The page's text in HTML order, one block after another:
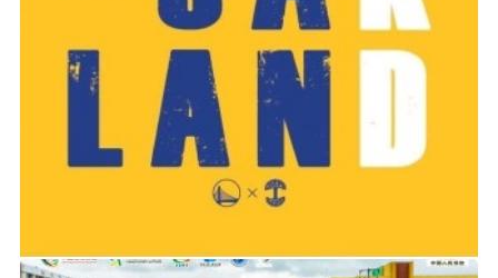
弱，他们不仅和字母哥提前续约4年1亿美元，还
在迈尔斯·普拉姆利身上砸了4年5200万美元。
普拉姆利并不是没有机会，基德给他安排了
首发中锋位置，但是他交出的却是场均3.4分和
2.7个篮板的惨淡数据。上赛季普拉姆利不过才场
莫泰尤纳斯会拒绝火箭700万年薪的续约报价，
2019-06-14 01:03